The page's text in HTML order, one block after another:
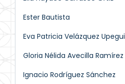
Ester Bautista
Eva Patricia Velázquez Upegui
Gloria Nélida Avecilla Ramírez
Ignacio Rodríguez Sánchez